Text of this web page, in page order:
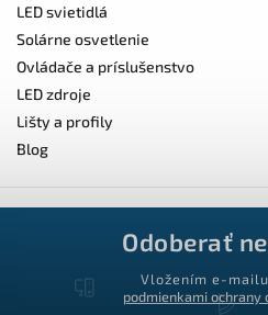
LED svietidlá
Solárne osvetlenie
Ovládače a príslušenstvo
LED zdroje
Lišty a profily
Blog
Odoberať
Vložením e-
podmienkami ochrany